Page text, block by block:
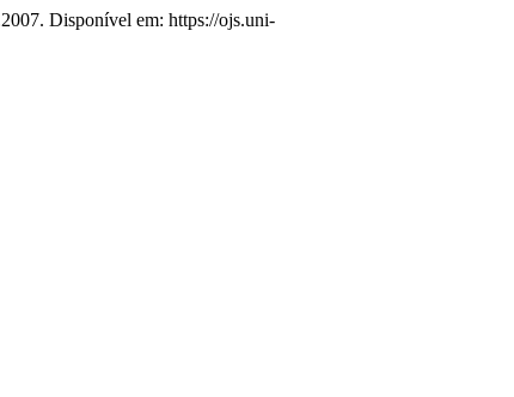
Disponível em: https://ojs.uni-